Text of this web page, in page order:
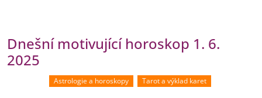
Dnešní motivující horoskop 1. 6.
2025
Astrologie a horoskopy Tarot a výklad karet